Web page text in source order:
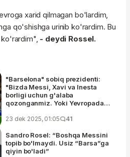
xarid qilmagan bo'lardim,
qo'shishga urinib ko'rardim. Bu
- deydi Rossel.
"Barselona" sobiq prezidenti:
"Bizda Messi, Xavi va Inesta
borligi uchun g'alaba
qozonganmiz. Yoki Yevropada
berganmi?"
23 dek 2025, 01:05 41
Sandro Rosel: “Boshqa Messini
topib bo'lmaydi. Usiz “Barsa”ga
qiyin bo'ladi”